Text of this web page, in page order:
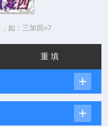
如：三加四=7